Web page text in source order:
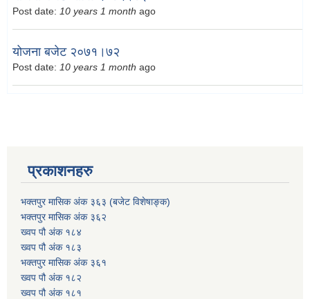
Post date: 10 years 1 month ago
योजना बजेट २०७१।७२
Post date: 10 years 1 month ago
प्रकाशनहरु
भक्तपुर मासिक अंक ३६३ (बजेट विशेषाङ्क)
भक्तपुर मासिक अंक ३६२
ख्वप पौ अंक १८४
ख्वप पौ अंक १८३
भक्तपुर मासिक अंक ३६१
ख्वप पौ अंक १८२
ख्वप पौ अंक १८१